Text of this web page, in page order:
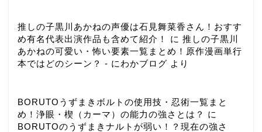
推しの子黒川あかねの声優は石見舞菜香さん！おすす
め有名代表出演作品も含めて紹介！
に 推しの子黒川
あかねの可愛い・怖い要素一覧まとめ！原作漫画単行
本ではどのシーン？ - にわかブログ より
BORUTOうずまきボルトの使用技・忍術一覧まと
め！浄眼・楔（カーマ）の能力の強さとは？
に
BORUTOのうずまきナルトが弱い！？現在の強さ